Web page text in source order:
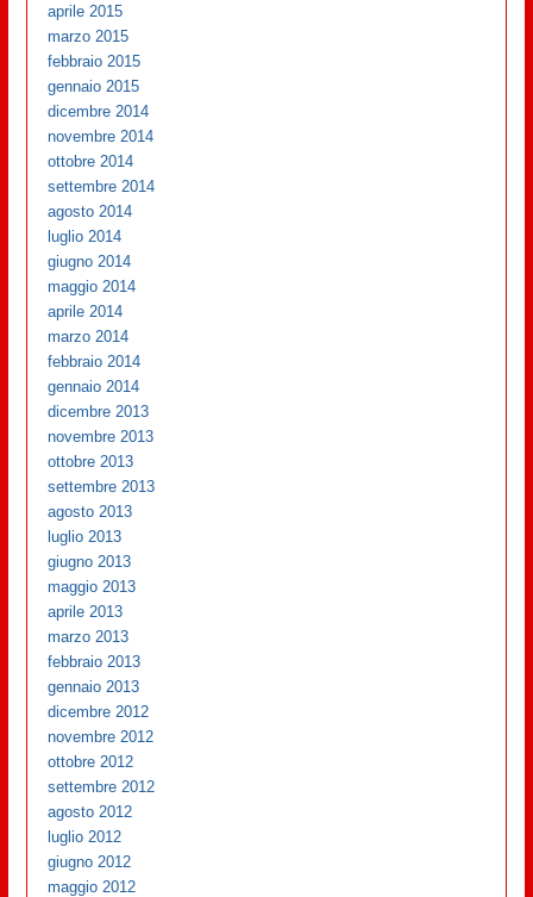
aprile 2015
marzo 2015
febbraio 2015
gennaio 2015
dicembre 2014
novembre 2014
ottobre 2014
settembre 2014
agosto 2014
luglio 2014
giugno 2014
maggio 2014
aprile 2014
marzo 2014
febbraio 2014
gennaio 2014
dicembre 2013
novembre 2013
ottobre 2013
settembre 2013
agosto 2013
luglio 2013
giugno 2013
maggio 2013
aprile 2013
marzo 2013
febbraio 2013
gennaio 2013
dicembre 2012
novembre 2012
ottobre 2012
settembre 2012
agosto 2012
luglio 2012
giugno 2012
maggio 2012